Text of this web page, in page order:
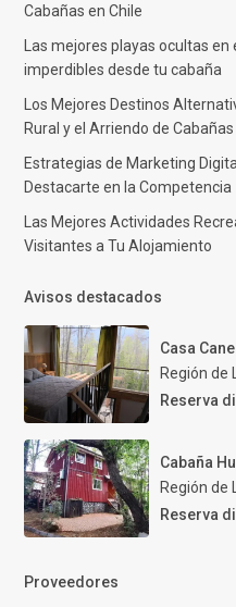
Cabañas en Chile
Las mejores playas ocultas
imperdibles desde tu cabaña
Los Mejores Destinos
Rural y el Arriendo de
Estrategias de Marketing
Destacarte en la Competencia
Las Mejores Actividades
Visitantes a Tu Alojamiento
Avisos destacados
Casa
Región de
Reserva
Cabaña
Región de
Reserva
Proveedores